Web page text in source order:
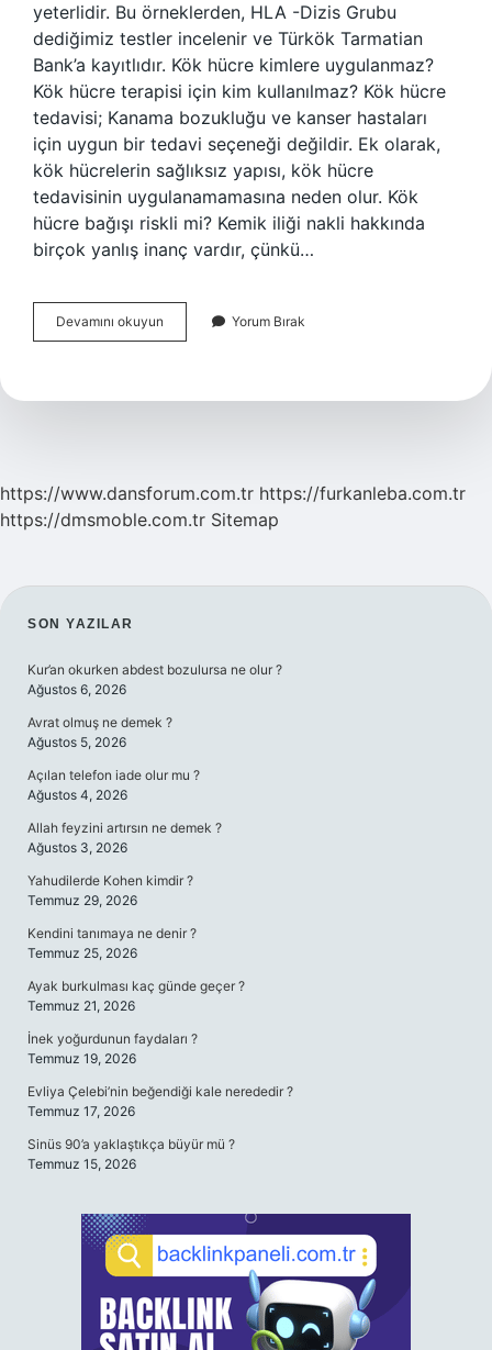
yeterlidir. Bu örneklerden, HLA -Dizis Grubu
dediğimiz testler incelenir ve Türkök Tarmatian
Bank’a kayıtlıdır. Kök hücre kimlere uygulanmaz?
Kök hücre terapisi için kim kullanılmaz? Kök hücre
tedavisi; Kanama bozukluğu ve kanser hastaları
için uygun bir tedavi seçeneği değildir. Ek olarak,
kök hücrelerin sağlıksız yapısı, kök hücre
tedavisinin uygulanamamasına neden olur. Kök
hücre bağışı riskli mi? Kemik iliği nakli hakkında
birçok yanlış inanç vardır, çünkü…
Devamını okuyun
Hücre
Yapamaz
Yorum Bırak
https://www.dansforum.com.tr https://furkanleba.com.tr
https://dmsmoble.com.tr Sitemap
SIDEBAR
SON YAZILAR
Kur’an okurken abdest bozulursa ne olur ?
Ağustos 6, 2026
Avrat olmuş ne demek ?
Ağustos 5, 2026
Açılan telefon iade olur mu ?
Ağustos 4, 2026
Allah feyzini artırsın ne demek ?
Ağustos 3, 2026
Yahudilerde Kohen kimdir ?
Temmuz 29, 2026
Kendini tanımaya ne denir ?
Temmuz 25, 2026
Ayak burkulması kaç günde geçer ?
Temmuz 21, 2026
İnek yoğurdunun faydaları ?
Temmuz 19, 2026
Evliya Çelebi’nin beğendiği kale nerededir ?
Temmuz 17, 2026
Sinüs 90’a yaklaştıkça büyür mü ?
Temmuz 15, 2026